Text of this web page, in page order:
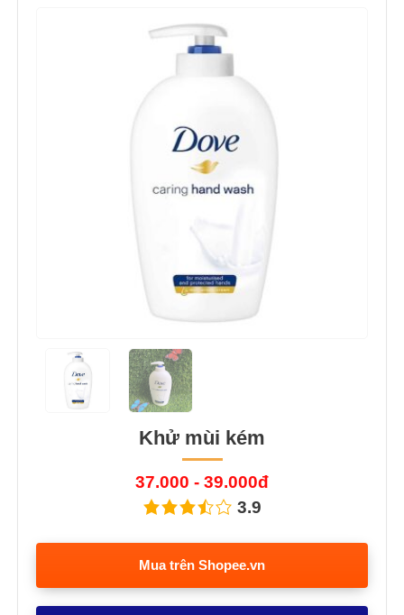
Khử mùi kém
37.000 - 39.000đ
3.9
Mua trên Shopee.vn